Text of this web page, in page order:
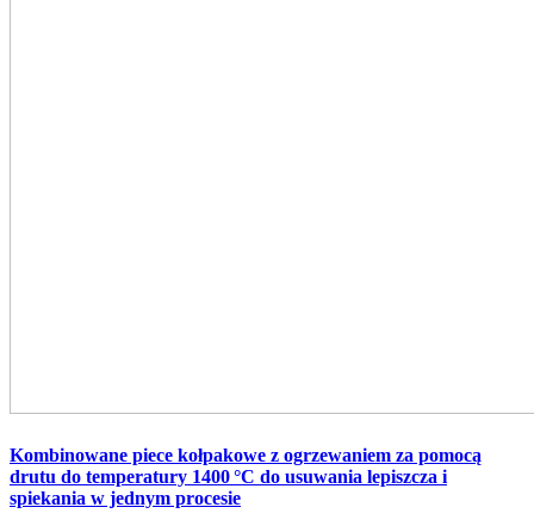
Kombinowane piece kołpakowe z ogrzewaniem za pomocą
drutu do temperatury 1400 °C do usuwania lepiszcza i
spiekania w jednym procesie